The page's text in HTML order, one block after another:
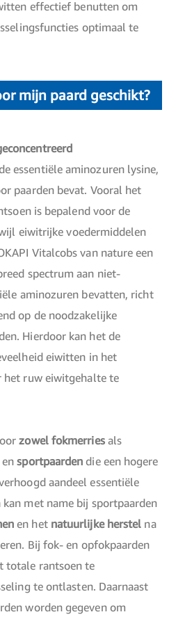
effectief benutten om
optimaal te
mijn paard geschikt?
essentiële aminozuren lysine,
paarden bevat. Vooral het
is bepalend voor de
eiwitrijke voedermiddelen
Vitalcobs van nature een
spectrum aan niet-
aminozuren bevatten, richt
op de noodzakelijke
Hierdoor kan het de
eiwitten in het
het ruw eiwitgehalte te
zowel fokmerriesals
ensportpaardendie een hogere
aandeel essentiële
met name bij sportpaarden
en hetnatuurlijke herstel na
Bij fok- en opfokpaarden
totale rantsoen te
te ontlasten. Daarnaast
worden gegeven om